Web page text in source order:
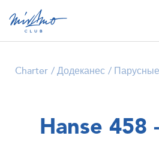
Charter Додеканес
Hanse 458